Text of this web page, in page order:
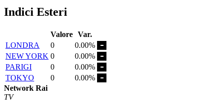
Indici Esteri
Valore Var.
LONDRA
0
0.00%
NEW YORK 0
0.00%
PARIGI
0
0.00%
TOKYO
0
0.00%
Network Rai
TV